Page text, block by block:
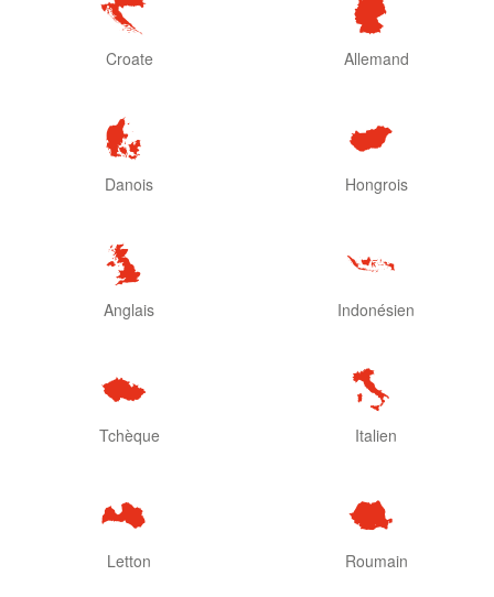
Croate
Danois
Anglais
Tchèque
Allemand
Hongrois
Indonésien
Italien
Letton Roumain